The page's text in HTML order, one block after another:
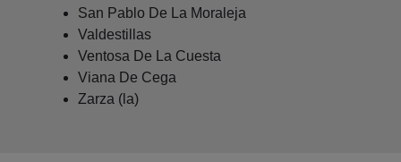
San Pablo De La Moraleja
Valdestillas
Ventosa De La Cuesta
Viana De Cega
Zarza (la)